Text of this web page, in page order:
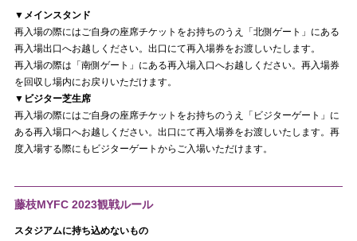
▼メインスタンド
再入場の際にはご自身の座席チケットをお持ちのうえ「北側ゲート」にある
再入場出口へお越しください。出口にて再入場券をお渡しいたします。
再入場の際は「南側ゲート」にある再入場入口へお越しください。 再入場券
を回収し場内にお戻りいただけます。
▼ビジター芝生席
再入場の際にはご自身の座席チケットをお持ちのうえ「ビジターゲート」に
ある再入場口へお越しください。出口にて再入場券をお渡しいたします。再
度入場する際にもビジターゲートからご入場いただけます。
藤枝MYFC 2023観戦ルール
スタジアムに持ち込めないもの